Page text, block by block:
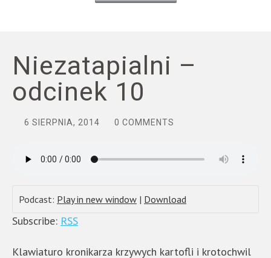
Niezatapialni –
odcinek 10
6 SIERPNIA, 2014 0 COMMENTS
Podcast: Play in new window | Download
Subscribe: RSS
Klawiaturo kronikarza krzywych kartofli i krotochwil